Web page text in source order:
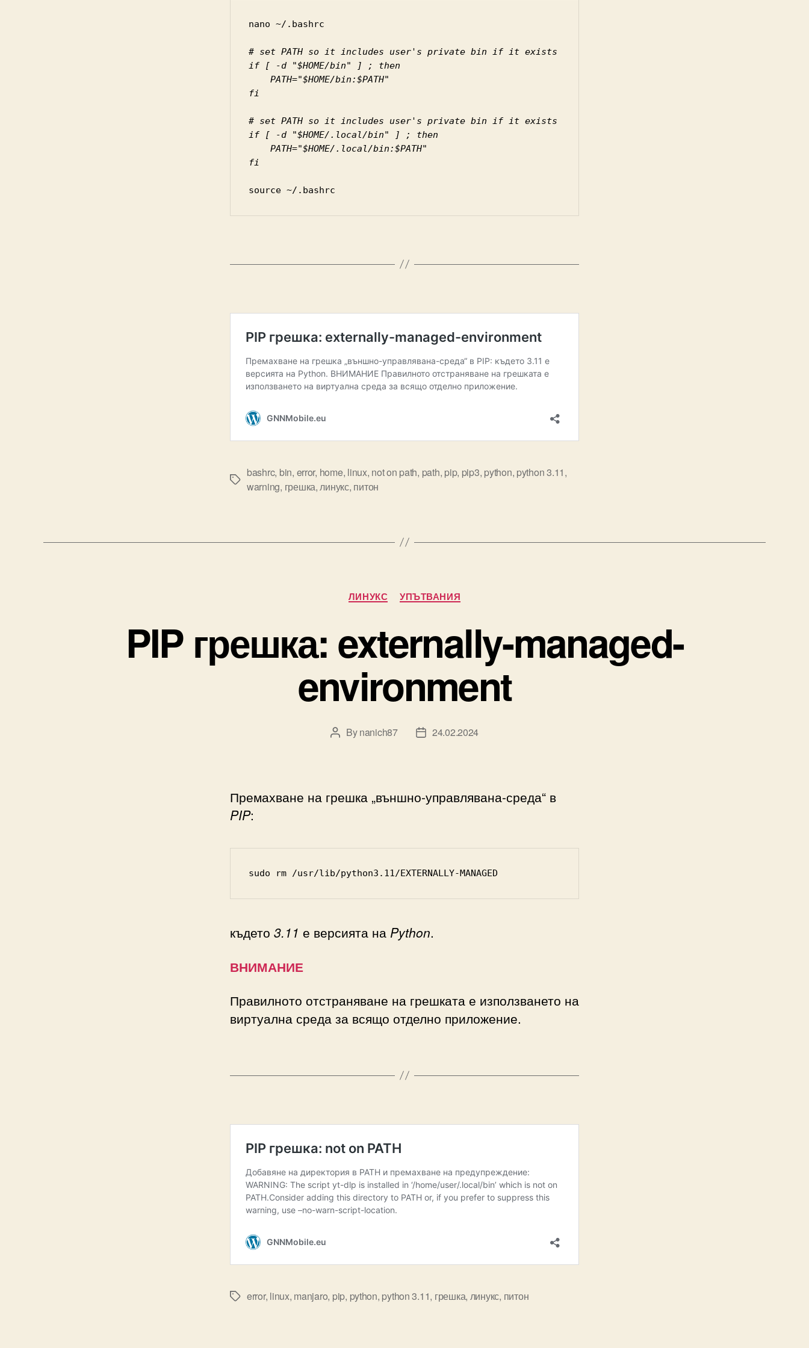
nano ~/.bashrc
# set PATH so it includes user's private bin if it exists
if [ -d "$HOME/bin" ] ; then
fi
# set PATH so it includes user's private bin if it exists
if [ -d "$HOME/.local/bin" ] ; then
fi
source ~/.bashrc
Tags
bashrc, bin, error, home, linux, not on path, path, pip, pip3, python, python 3.11,
warning, грешка,линукс, питон
Categories
ЛИНУКС УПЪТВАНИЯ
PIP грешка: externally-managed-
environment
PostBynanich87
Post24.02.2024
Премахване на грешка „външно-управлявана-среда“ в
PIP:
sudo rm /usr/lib/python3.11/EXTERNALLY-MANAGED
където 3.11 е версията на Python.
ВНИМАНИЕ
Правилното отстраняване на грешката е използването на
виртуална среда за всящо отделно приложение.
Tagserror, linux, manjaro, pip, python, python 3.11, грешка, линукс, питон